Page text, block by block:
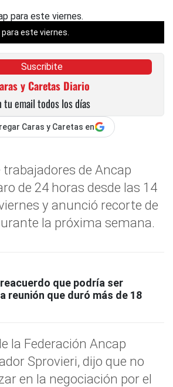
este viernes.
Suscribite
y Caretas Diario
tu email todos los días
Caras y Caretas en
trabajadores de Ancap
de 24 horas desde las 14
y anunció recorte de
la próxima semana.
que podría ser
reunión que duró más de 18
la Federación Ancap
Sprovieri, dijo que no
en la negociación por el